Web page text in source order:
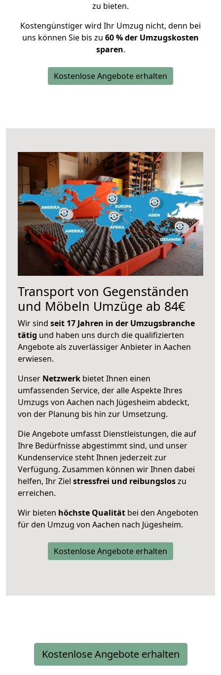
zu bieten.
Kostengünstiger wird Ihr Umzug nicht, denn bei
uns können Sie bis zu 60 % der Umzugskosten
sparen.
Kostenlose Angebote erhalten
Transport von Gegenständen
und Möbeln Umzüge ab 84€
Wir sind seit 17 Jahren in der Umzugsbranche
tätig und haben uns durch die qualifizierten
Angebote als zuverlässiger Anbieter in Aachen
erwiesen.
Unser Netzwerk bietet Ihnen einen
umfassenden Service, der alle Aspekte Ihres
Umzugs von Aachen nach Jügesheim abdeckt,
von der Planung bis hin zur Umsetzung.
Die Angebote umfasst Dienstleistungen, die auf
Ihre Bedürfnisse abgestimmt sind, und unser
Kundenservice steht Ihnen jederzeit zur
Verfügung. Zusammen können wir Ihnen dabei
helfen, Ihr Ziel stressfrei und reibungsloszu
erreichen.
Wir bieten höchste Qualität bei den Angeboten
für den Umzug von Aachen nach Jügesheim.
Kostenlose Angebote erhalten
Kostenlose Angebote erhalten